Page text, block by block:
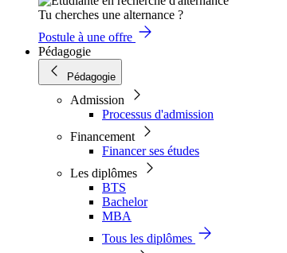
Tu cherches une alternance ?
Postule à une offre
Pédagogie
Pédagogie
Admission
Processus d'admission
Financement
Financer ses études
Les diplômes
BTS
Bachelor
MBA
Tous les diplômes